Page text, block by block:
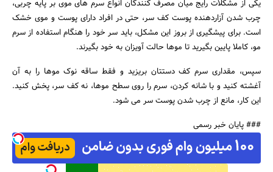
یکی از مشکلات رایج میان مصرف کنندگان انواع سرم های موی بر پایه چربی،
چرب شدن آزاردهنده پوست کف سر، حتی در افراد دارای پوست و موی خشک
است. برای پیشگیری از بروز این مشکل، باید سر خود را هنگام استفاده از سرم
مو، کاملا پایین بگیرید تا موها حالت آویزان به خود بگیرند.
سپس، مقداری سرم کف دستتان بریزید و فقط ساقه نوک موها را به آن
آغشته کنید و با شانه کردن، سرم را روی سطح موها، نه کف سر، پخش کنید.
این کار، مانع از چرب شدن پوست سر می شود.
### پایان خبر رسمی